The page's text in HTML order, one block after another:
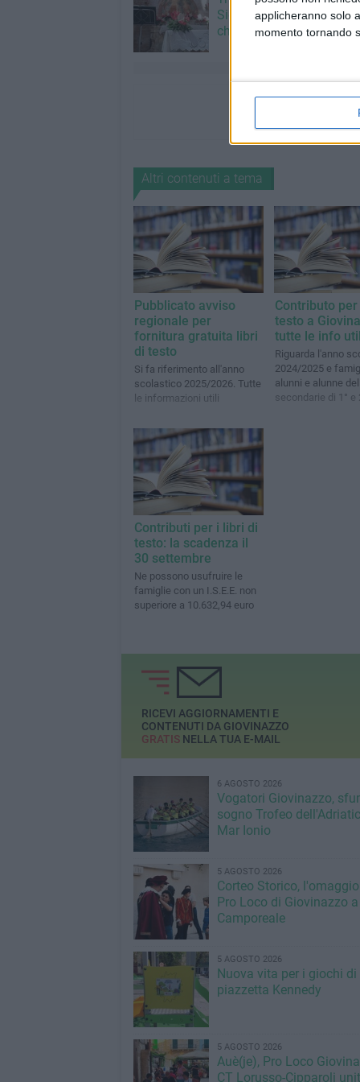
applicheranno solo
momento tornando
Signore: il programma
chiesetta del Padre
Altri contenuti a tema
Pubblicato avviso
regionale per
fornitura gratuita libri
di testo
Si fa riferimento all'anno
scolastico 2025/2026. Tutte
le informazioni utili
Contributo
testo a
tutte le info
Riguarda l'anno
2024/2025 e
alunni e alunne
secondarie di 1° e
Contributi per i libri di
testo: la scadenza il
30 settembre
Ne possono usufruire le
famiglie con un I.S.E.E. non
superiore a 10.632,94 euro
RICEVI AGGIORNAMENTI E
CONTENUTI DA GIOVINAZZO
GRATISNELLA TUA E-MAIL
6 AGOSTO 2026
Vogatori Giovinazzo,
sogno Trofeo
Mar Ionio
5 AGOSTO 2026
Corteo Storico,
Pro Loco di Giovinazzo a
Camporeale
5 AGOSTO 2026
Nuova vita per i giochi di
piazzetta Kennedy
5 AGOSTO 2026
Auè(je), Pro Loco
CT Lorusso-Cipparoli